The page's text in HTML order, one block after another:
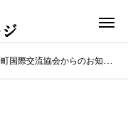
国際交流協会からのお知らせ